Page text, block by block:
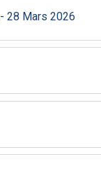
28 Mars 2026